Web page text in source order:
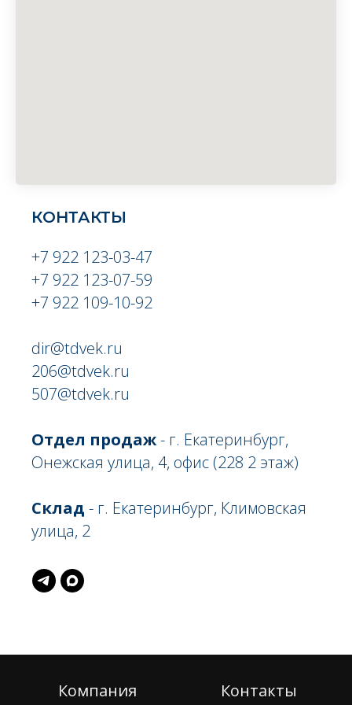
КОНТАКТЫ
+7 922 123-03-47
+7 922 123-07-59
+7 922 109-10-92
dir@tdvek.ru
206@tdvek.ru
507@tdvek.ru
Отдел продаж- г. Екатеринбург,
Онежская улица, 4, офис (228 2 этаж)
Склад - г. Екатеринбург, Климовская
улица, 2
Компания
Контакты